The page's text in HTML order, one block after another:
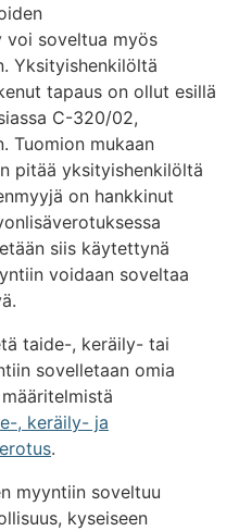
voi soveltua myös
Yksityishenkilöltä
tapaus on ollut esillä
C-320/02,
Tuomion mukaan
pitää yksityishenkilöltä
on hankkinut
siis käytettynä
voidaan soveltaa
taide-, keräily- tai
sovelletaan omia
, keräily- ja
.
myyntiin soveltuu
kyseiseen